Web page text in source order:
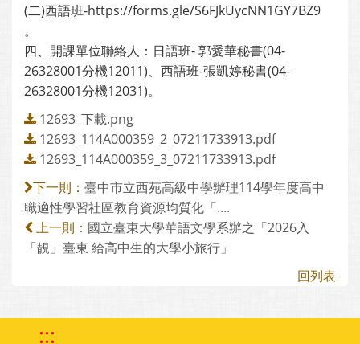
(二)西語班-https://forms.gle/S6FJkUycNN1GY7BZ9
。
四、開課單位聯絡人：日語班- 郭愛華秘書(04-
26328001分機12011)、西語班-張凱婷秘書(04-
26328001分機12031)。
12693_下載.png
12693_114A000359_2_07211733913.pdf
12693_114A000359_3_07211733913.pdf
下一則： 臺中市立西苑高級中學辦理114學年度高中
職適性學習社區教育資源均質化「....
上一則： 國立臺東大學華語文學系辦之「2026入
「靚」臺東 給高中生的大學小旅行」
回列表
:::